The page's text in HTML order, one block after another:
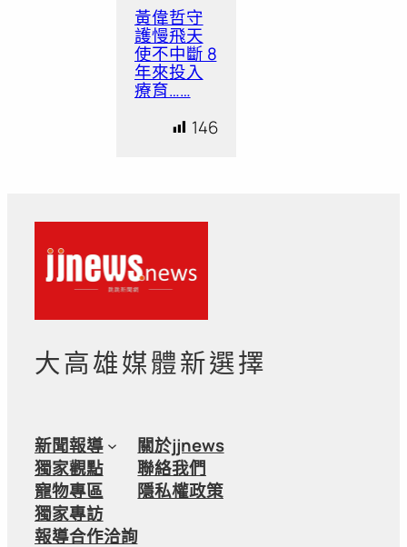
黃偉哲守
護慢飛天
使不中斷 8
年來投入
療育……
146
大高雄媒體新選擇
新聞報導
獨家觀點
寵物專區
獨家專訪
報導合作洽詢
關於jjnews
聯絡我們
隱私權政策